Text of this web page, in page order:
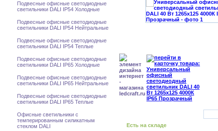
Подвесные офисные светодиодные
светильники DALI IP54 Холодные
Подвесные офисные светодиодные
светильники DALI IP54 Нейтральные
Подвесные офисные светодиодные
светильники DALI IP54 Теплые
Подвесные офисные светодиодные
светильники DALI IP65 Холодные
Подвесные офисные светодиодные
светильники DALI IP65 Нейтральные
Подвесные офисные светодиодные
светильники DALI IP65 Теплые
Офисные светильники с
темперированным силикатным
стеклом DALI
Есть на складе